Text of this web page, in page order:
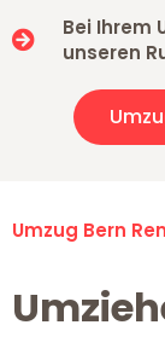
Bei Ihrem
unseren
Umzug Bern